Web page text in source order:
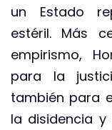
un Estado
estéril. Más
empirismo,
para la
también para
la disidencia